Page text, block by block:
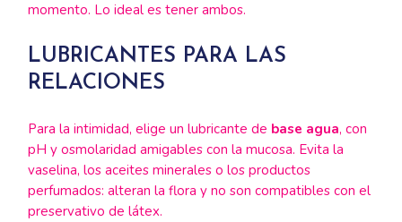
momento. Lo ideal es tener ambos.
LUBRICANTES PARA LAS
RELACIONES
Para la intimidad, elige un lubricante de base agua, con
pH y osmolaridad amigables con la mucosa. Evita la
vaselina, los aceites minerales o los productos
perfumados: alteran la flora y no son compatibles con el
preservativo de látex.